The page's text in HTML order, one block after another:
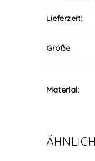
Lieferzeit:
Größe
Material: